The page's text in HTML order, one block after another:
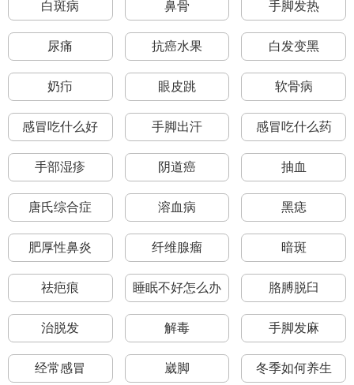
白斑病 鼻骨 手脚发热
尿痛 抗癌水果 白发变黑
奶疖 眼皮跳 软骨病
感冒吃什么好 手脚出汗 感冒吃什么药
手部湿疹 阴道癌 抽血
唐氏综合症 溶血病 黑痣
肥厚性鼻炎 纤维腺瘤 暗斑
祛疤痕 睡眠不好怎么办 胳膊脱臼
治脱发 解毒 手脚发麻
经常感冒 崴脚 冬季如何养生